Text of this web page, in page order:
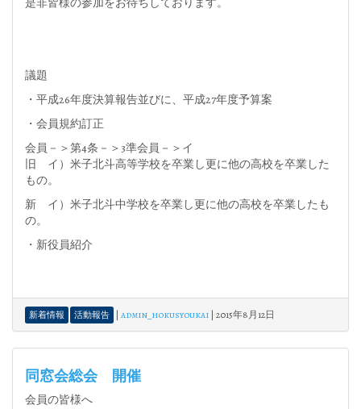
議題
・平成26年度決算報告並びに、平成27年度予算案
・会員規約訂正
会員－＞第4条－＞3準会員－＞イ
旧 イ）米子北斗高等学校を卒業し更に他の高校を卒業した
もの。
新 イ）米子北斗中学校を卒業し更に他の高校を卒業したも
の。
・新役員紹介
新着情報 活動報告 | admin_hokusyoukai | 2015年8月12日
同窓会総会 開催
会員の皆様へ